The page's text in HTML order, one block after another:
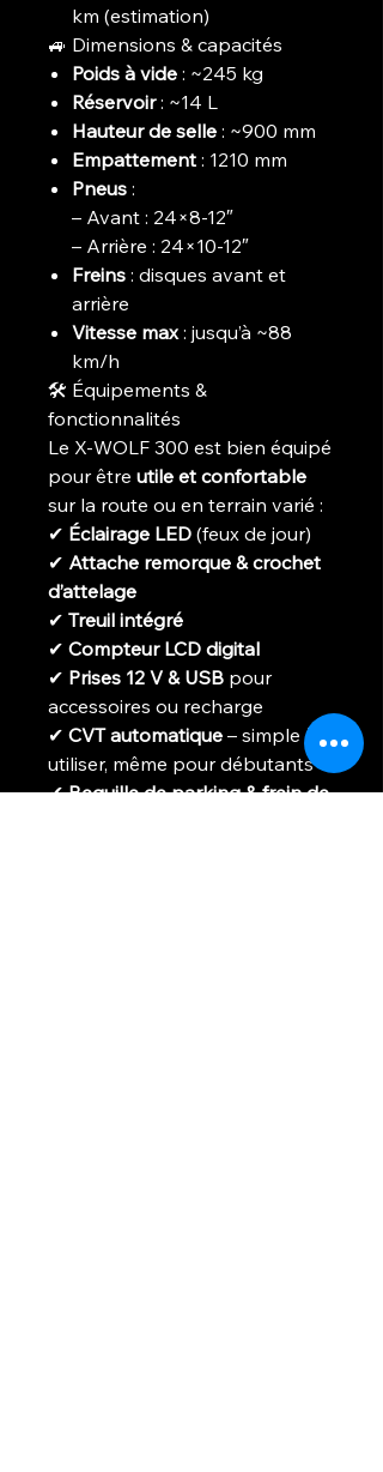
km (estimation)
🚙 Dimensions & capacités
Poids à vide : ~245 kg
Réservoir: ~14 L
Hauteur de selle : ~900 mm
Empattement : 1210 mm
Pneus :
– Avant : 24×8-12″
– Arrière : 24×10-12″
Freins : disques avant et
arrière
Vitesse max: jusqu’à ~88
km/h
🛠️ Équipements &
fonctionnalités
Le X-WOLF 300 est bien équipé
pour être utile et confortable
sur la route ou en terrain varié :
✔ Éclairage LED (feux de jour)
✔ Attache remorque & crochet
d’attelage
✔ Treuil intégré
✔ Compteur LCD digital
✔ Prises 12 V & USB pour
accessoires ou recharge
✔ CVT automatique – simple à
utiliser, même pour débutants
✔Bequille de parking & frein de